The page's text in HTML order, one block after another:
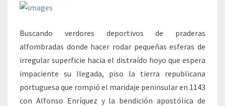
Buscando verdores deportivos de praderas
alfombradas donde hacer rodar pequeñas esferas de
irregular superficie hacia el distraído hoyo que espera
impaciente su llegada, piso la tierra republicana
portuguesa que rompió el maridaje peninsular en 1143
con Alfonso Enríquez y la bendición apostólica de